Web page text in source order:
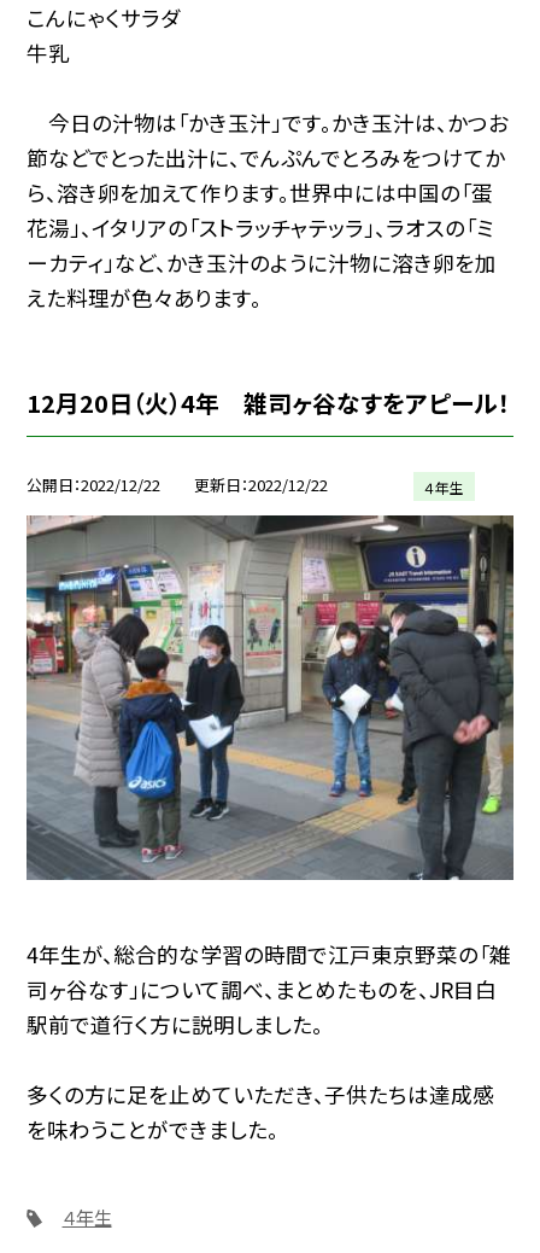
こんにゃくサラダ
牛乳
今日の汁物は「かき玉汁」です。かき玉汁は、かつお
節などでとった出汁に、でんぷんでとろみをつけてか
ら、溶き卵を加えて作ります。世界中には中国の「蛋
花湯」、イタリアの「ストラッチャテッラ」、ラオスの「ミ
ーカティ」など、かき玉汁のように汁物に溶き卵を加
えた料理が色々あります。
12月20日（火）4年 雑司ヶ谷なすをアピール！
公開日 2022/12/22 更新日 2022/12/22 ４年生
4年生が、総合的な学習の時間で江戸東京野菜の「雑
司ヶ谷なす」について調べ、まとめたものを、JR目白
駅前で道行く方に説明しました。
多くの方に足を止めていただき、子供たちは達成感
を味わうことができました。
４年生